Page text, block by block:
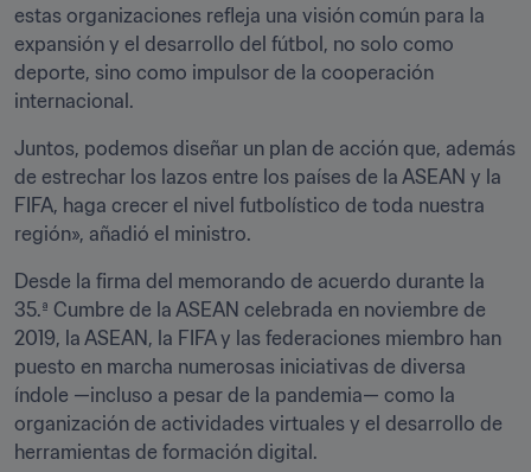
estas organizaciones refleja una visión común para la
expansión y el desarrollo del fútbol, no solo como
deporte, sino como impulsor de la cooperación
internacional.
Juntos, podemos diseñar un plan de acción que, además
de estrechar los lazos entre los países de la ASEAN y la
FIFA, haga crecer el nivel futbolístico de toda nuestra
región», añadió el ministro.
Desde la firma del memorando de acuerdo durante la
35.ª Cumbre de la ASEAN celebrada en noviembre de
2019, la ASEAN, la FIFA y las federaciones miembro han
puesto en marcha numerosas iniciativas de diversa
índole —incluso a pesar de la pandemia— como la
organización de actividades virtuales y el desarrollo de
herramientas de formación digital.